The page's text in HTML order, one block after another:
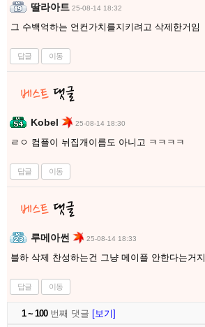
딸라아트 25-08-14 18:32
그 수백억하는 언컨가치를지키려고 삭제한거임
답글 이동
Kobel 25-08-14 18:30
ㄹㅇ 컴플이 뉘집개이름도 아니고 ㅋㅋㅋㅋ
답글 이동
루메아썬 25-08-14 18:33
블하 삭제 찬성하는건 그냥 메이플 안한다는거지
답글 이동
1 ~ 100번째 댓글 [보기]